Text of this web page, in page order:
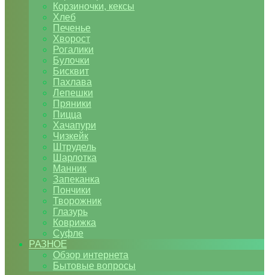
Корзиночки, кексы
Хлеб
Печенье
Хворост
Рогалики
Булочки
Бисквит
Пахлава
Лепешки
Пряники
Пицца
Хачапури
Чизкейк
Штрудель
Шарлотка
Манник
Запеканка
Пончики
Творожник
Глазурь
Коврижка
Суфле
РАЗНОЕ
Обзор интернета
Бытовые вопросы